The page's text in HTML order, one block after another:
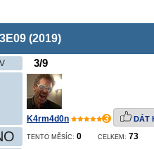
(2019)
3/9
K4rm4d0n 3 DÁT
TENTO MĚSÍC: 0 CELKEM: 73